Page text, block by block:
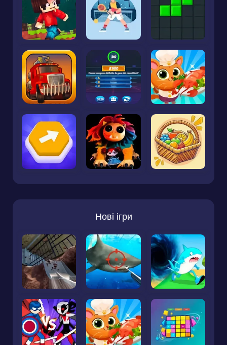
Нові ігри